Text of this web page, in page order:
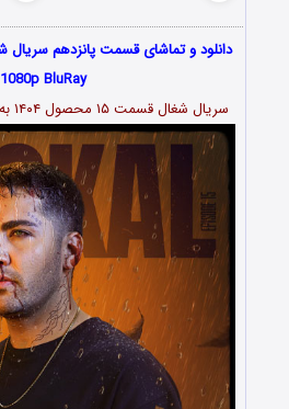
1080p BluRay
سریال شغال قسمت ۱۵ محصول ۱۴۰۴ به کارگردانی بهرنگ توفیقی